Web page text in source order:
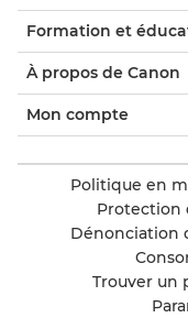
Formation et
À propos de Canon
Mon compte
Politique en
Protection
Dénonciation
Trouver un